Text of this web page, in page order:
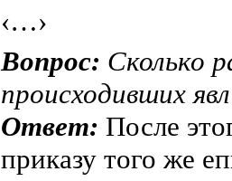
‹…›
Вопрос: Сколько
происходивших
Ответ: После
приказу того же